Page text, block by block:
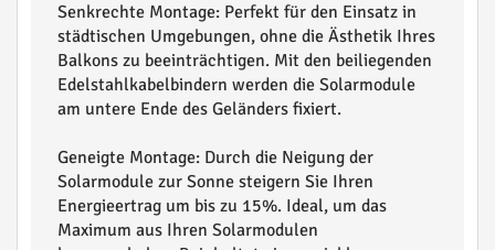
Senkrechte Montage: Perfekt für den Einsatz in
städtischen Umgebungen, ohne die Ästhetik Ihres
Balkons zu beeinträchtigen. Mit den beiliegenden
Edelstahlkabelbindern werden die Solarmodule
am untere Ende des Geländers fixiert.
Geneigte Montage: Durch die Neigung der
Solarmodule zur Sonne steigern Sie Ihren
Energieertrag um bis zu 15%. Ideal, um das
Maximum aus Ihren Solarmodulen